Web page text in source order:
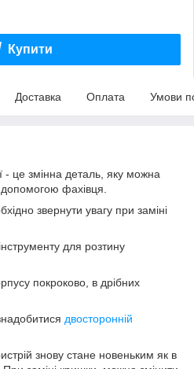
Купити
Доставка Оплата Умови
- це змінна деталь, яку можна
фахівця.
звернути увагу при заміні
для розтину
покроково, в дрібних
двосторонній
знову стане новеньким як в